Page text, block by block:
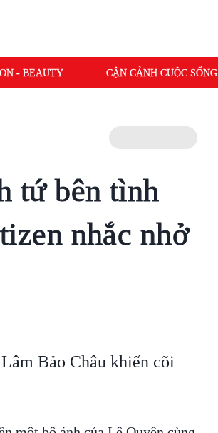
- BEAUTY CẬN CẢNH CUỘC SỐNG
tứ bên tình
nhắc nhở
Bảo Châu khiến cõi